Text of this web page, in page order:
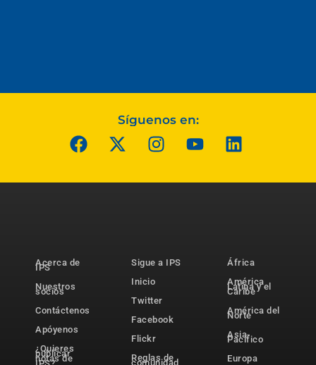
Síguenos en:
Acerca de
IPS
Nuestros
socios
Contáctenos
Apóyenos
¿Quieres
publicar
notas de
Sigue a IPS
Inicio
Twitter
Facebook
Flickr
Reglas de
comunidad
África
América
Latina y el
Caribe
América del
Norte
Asia-
Pacífico
Europa